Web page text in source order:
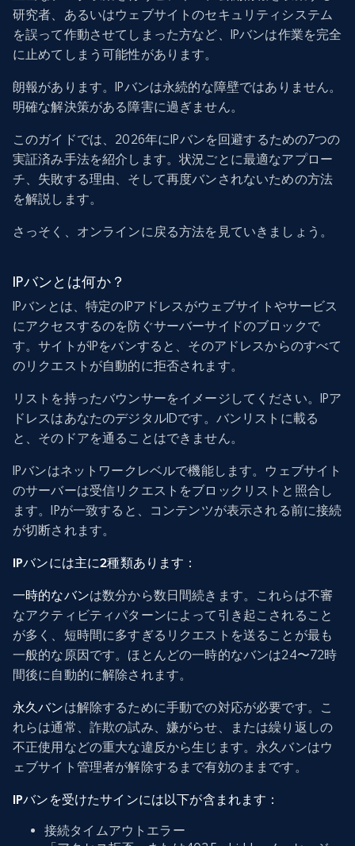
研究者、あるいはウェブサイトのセキュリティシステム
を誤って作動させてしまった方など、IPバンは作業を完全
に止めてしまう可能性があります。
朗報があります。IPバンは永続的な障壁ではありません。
明確な解決策がある障害に過ぎません。
このガイドでは、2026年にIPバンを回避するための7つの
実証済み手法を紹介します。状況ごとに最適なアプロー
チ、失敗する理由、そして再度バンされないための方法
を解説します。
さっそく、オンラインに戻る方法を見ていきましょう。
IPバンとは何か？
IPバンとは、特定のIPアドレスがウェブサイトやサービス
にアクセスするのを防ぐサーバーサイドのブロックで
す。サイトがIPをバンすると、そのアドレスからのすべて
のリクエストが自動的に拒否されます。
リストを持ったバウンサーをイメージしてください。IPア
ドレスはあなたのデジタルIDです。バンリストに載る
と、そのドアを通ることはできません。
IPバンはネットワークレベルで機能します。ウェブサイト
のサーバーは受信リクエストをブロックリストと照合し
ます。IPが一致すると、コンテンツが表示される前に接続
が切断されます。
IPバンには主に2種類あります：
一時的なバンは数分から数日間続きます。これらは不審
なアクティビティパターンによって引き起こされること
が多く、短時間に多すぎるリクエストを送ることが最も
一般的な原因です。ほとんどの一時的なバンは24〜72時
間後に自動的に解除されます。
永久バンは解除するために手動での対応が必要です。こ
れらは通常、詐欺の試み、嫌がらせ、または繰り返しの
不正使用などの重大な違反から生じます。永久バンはウ
ェブサイト管理者が解除するまで有効のままです。
IPバンを受けたサインには以下が含まれます：
接続タイムアウトエラー